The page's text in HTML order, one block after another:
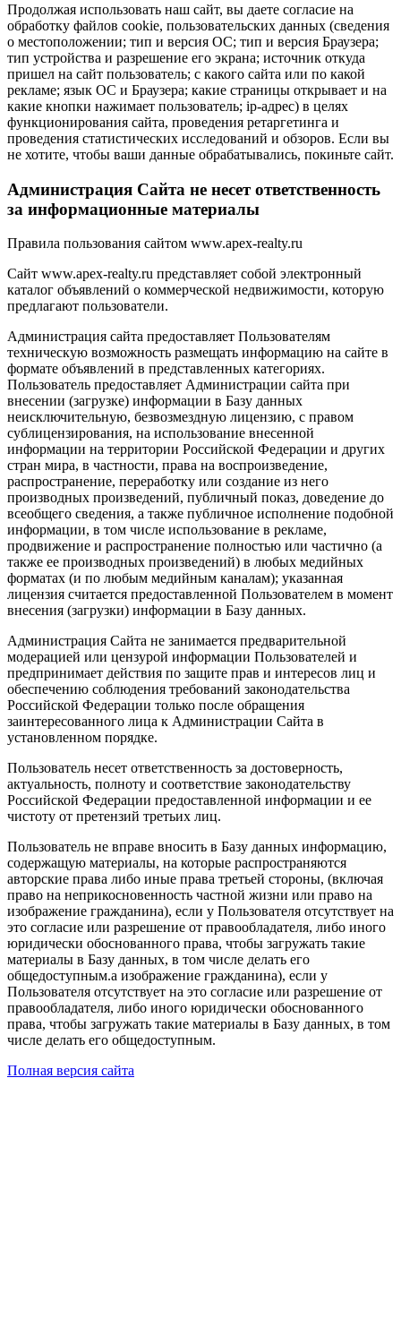
Продолжая использовать наш сайт, вы даете согласие на
обработку файлов cookie, пользовательских данных (сведения
о местоположении; тип и версия ОС; тип и версия Браузера;
тип устройства и разрешение его экрана; источник откуда
пришел на сайт пользователь; с какого сайта или по какой
рекламе; язык ОС и Браузера; какие страницы открывает и на
какие кнопки нажимает пользователь; ip-адрес) в целях
функционирования сайта, проведения ретаргетинга и
проведения статистических исследований и обзоров. Если вы
не хотите, чтобы ваши данные обрабатывались, покиньте сайт.
Администрация Сайта не несет ответственность
за информационные материалы
Правила пользования сайтом www.apex-realty.ru
Сайт www.apex-realty.ru представляет собой электронный
каталог объявлений о коммерческой недвижимости, которую
предлагают пользователи.
Администрация сайта предоставляет Пользователям
техническую возможность размещать информацию на сайте в
формате объявлений в представленных категориях.
Пользователь предоставляет Администрации сайта при
внесении (загрузке) информации в Базу данных
неисключительную, безвозмездную лицензию, с правом
сублицензирования, на использование внесенной
информации на территории Российской Федерации и других
стран мира, в частности, права на воспроизведение,
распространение, переработку или создание из него
производных произведений, публичный показ, доведение до
всеобщего сведения, а также публичное исполнение подобной
информации, в том числе использование в рекламе,
продвижение и распространение полностью или частично (а
также ее производных произведений) в любых медийных
форматах (и по любым медийным каналам); указанная
лицензия считается предоставленной Пользователем в момент
внесения (загрузки) информации в Базу данных.
Администрация Сайта не занимается предварительной
модерацией или цензурой информации Пользователей и
предпринимает действия по защите прав и интересов лиц и
обеспечению соблюдения требований законодательства
Российской Федерации только после обращения
заинтересованного лица к Администрации Сайта в
установленном порядке.
Пользователь несет ответственность за достоверность,
актуальность, полноту и соответствие законодательству
Российской Федерации предоставленной информации и ее
чистоту от претензий третьих лиц.
Пользователь не вправе вносить в Базу данных информацию,
содержащую материалы, на которые распространяются
авторские права либо иные права третьей стороны, (включая
право на неприкосновенность частной жизни или право на
изображение гражданина), если у Пользователя отсутствует на
это согласие или разрешение от правообладателя, либо иного
юридически обоснованного права, чтобы загружать такие
материалы в Базу данных, в том числе делать его
общедоступным.а изображение гражданина), если у
Пользователя отсутствует на это согласие или разрешение от
правообладателя, либо иного юридически обоснованного
права, чтобы загружать такие материалы в Базу данных, в том
числе делать его общедоступным.
Полная версия сайта